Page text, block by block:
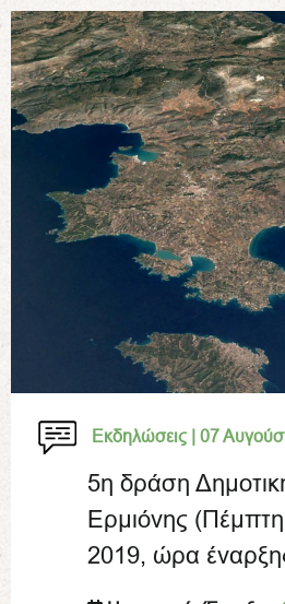
Εκδηλώσεις | 07
5η δράση
Ερμιόνης
2019, ώρα